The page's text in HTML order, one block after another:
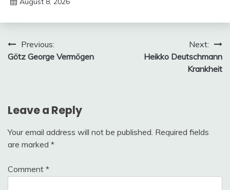
Meme
Post
navigation
Previous:
Götz George Vermögen
Next:
Heikko Deutschmann
Krankheit
Leave a Reply
Your email address will not be published. Required fields
are marked *
Comment *